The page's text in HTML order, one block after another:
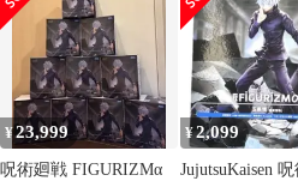
¥23,999
呪術廻戦 FIGURIZMα
¥2,099
JujutsuKaisen